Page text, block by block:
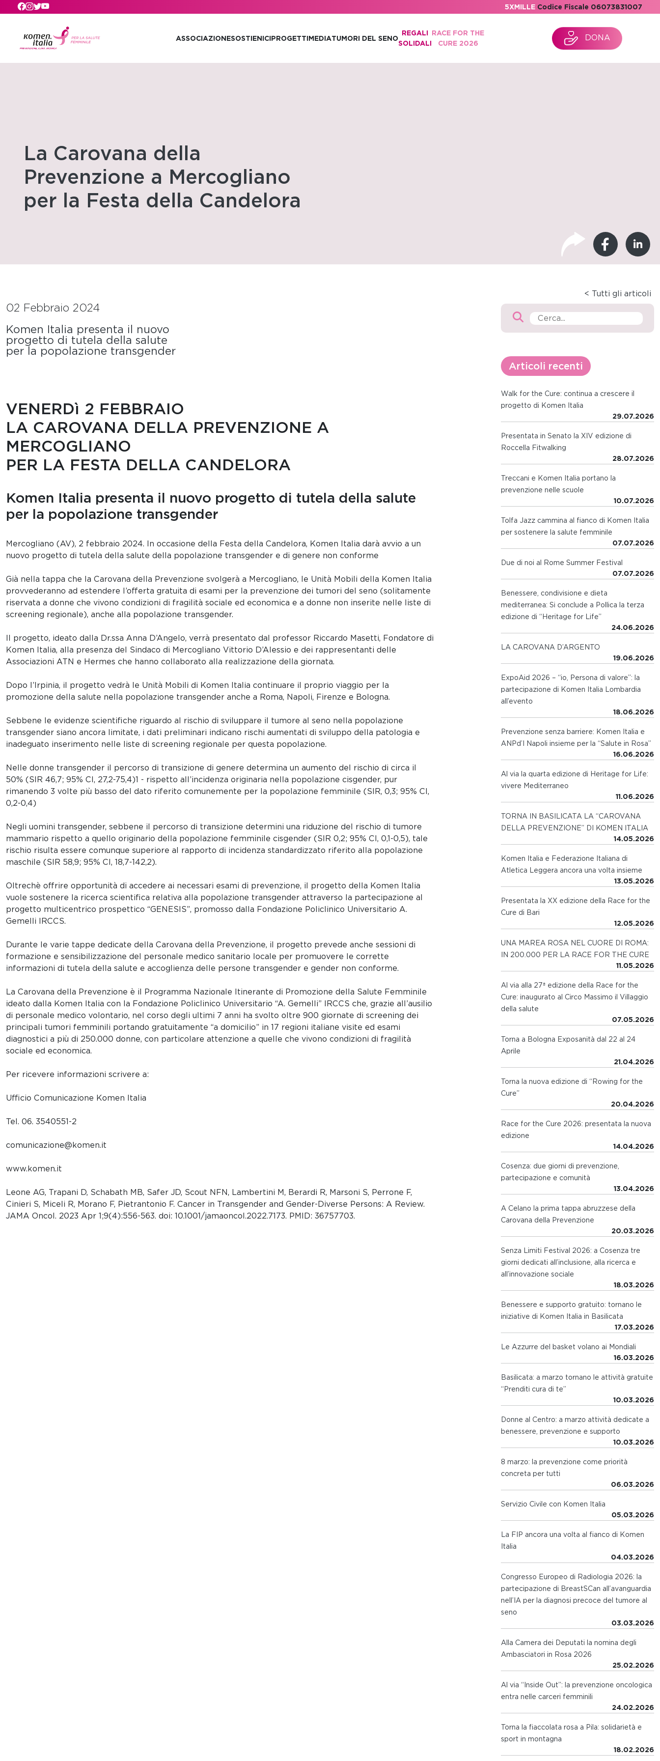
Skip to main content 5XMILLE Codice Fiscale 06073831007
ASSOCIAZIONESOSTIENICIPROGETTIMEDIATUMORI DEL SENO
REGALI
SOLIDALI
RACE FOR THE
CURE 2026
DONA
La Carovana della
Prevenzione a Mercogliano
per la Festa della Candelora
02 Febbraio 2024
Komen Italia presenta il nuovo
progetto di tutela della salute
per la popolazione transgender
VENERDì 2 FEBBRAIO
LA CAROVANA DELLA PREVENZIONE A
MERCOGLIANO
PER LA FESTA DELLA CANDELORA
Komen Italia presenta il nuovo progetto di tutela della salute
per la popolazione transgender
Mercogliano (AV), 2 febbraio 2024. In occasione della Festa della Candelora, Komen Italia darà avvio a un
nuovo progetto di tutela della salute della popolazione transgender e di genere non conforme
Già nella tappa che la Carovana della Prevenzione svolgerà a Mercogliano, le Unità Mobili della Komen Italia
provvederanno ad estendere l’offerta gratuita di esami per la prevenzione dei tumori del seno (solitamente
riservata a donne che vivono condizioni di fragilità sociale ed economica e a donne non inserite nelle liste di
screening regionale), anche alla popolazione transgender.
Il progetto, ideato dalla Dr.ssa Anna D’Angelo, verrà presentato dal professor Riccardo Masetti, Fondatore di
Komen Italia, alla presenza del Sindaco di Mercogliano Vittorio D’Alessio e dei rappresentanti delle
Associazioni ATN e Hermes che hanno collaborato alla realizzazione della giornata.
Dopo l’Irpinia, il progetto vedrà le Unità Mobili di Komen Italia continuare il proprio viaggio per la
promozione della salute nella popolazione transgender anche a Roma, Napoli, Firenze e Bologna.
Sebbene le evidenze scientifiche riguardo al rischio di sviluppare il tumore al seno nella popolazione
transgender siano ancora limitate, i dati preliminari indicano rischi aumentati di sviluppo della patologia e
inadeguato inserimento nelle liste di screening regionale per questa popolazione.
Nelle donne transgender il percorso di transizione di genere determina un aumento del rischio di circa il
50% (SIR 46,7; 95% CI, 27,2-75,4)1 - rispetto all’incidenza originaria nella popolazione cisgender, pur
rimanendo 3 volte più basso del dato riferito comunemente per la popolazione femminile (SIR, 0,3; 95% CI,
0,2-0,4)
Negli uomini transgender, sebbene il percorso di transizione determini una riduzione del rischio di tumore
mammario rispetto a quello originario della popolazione femminile cisgender (SIR 0,2; 95% CI, 0,1-0,5), tale
rischio risulta essere comunque superiore al rapporto di incidenza standardizzato riferito alla popolazione
maschile (SIR 58,9; 95% CI, 18,7-142,2).
Oltrechè offrire opportunità di accedere ai necessari esami di prevenzione, il progetto della Komen Italia
vuole sostenere la ricerca scientifica relativa alla popolazione transgender attraverso la partecipazione al
progetto multicentrico prospettico “GENESIS”, promosso dalla Fondazione Policlinico Universitario A.
Gemelli IRCCS.
Durante le varie tappe dedicate della Carovana della Prevenzione, il progetto prevede anche sessioni di
formazione e sensibilizzazione del personale medico sanitario locale per promuovere le corrette
informazioni di tutela della salute e accoglienza delle persone transgender e gender non conforme.
La Carovana della Prevenzione è il Programma Nazionale Itinerante di Promozione della Salute Femminile
ideato dalla Komen Italia con la Fondazione Policlinico Universitario “A. Gemelli” IRCCS che, grazie all’ausilio
di personale medico volontario, nel corso degli ultimi 7 anni ha svolto oltre 900 giornate di screening dei
principali tumori femminili portando gratuitamente “a domicilio” in 17 regioni italiane visite ed esami
diagnostici a più di 250.000 donne, con particolare attenzione a quelle che vivono condizioni di fragilità
sociale ed economica.
Per ricevere informazioni scrivere a:
Ufficio Comunicazione Komen Italia
Tel. 06. 3540551-2
comunicazione@komen.it
www.komen.it
Leone AG, Trapani D, Schabath MB, Safer JD, Scout NFN, Lambertini M, Berardi R, Marsoni S, Perrone F,
Cinieri S, Miceli R, Morano F, Pietrantonio F. Cancer in Transgender and Gender-Diverse Persons: A Review.
JAMA Oncol. 2023 Apr 1;9(4):556-563. doi: 10.1001/jamaoncol.2022.7173. PMID: 36757703.
< Tutti gli articoli
Articoli recenti
Walk for the Cure: continua a crescere il
progetto di Komen Italia
29.07.2026
Presentata in Senato la XIV edizione di
Roccella Fitwalking
28.07.2026
Treccani e Komen Italia portano la
prevenzione nelle scuole
10.07.2026
Tolfa Jazz cammina al fianco di Komen Italia
per sostenere la salute femminile
07.07.2026
Due di noi al Rome Summer Festival
07.07.2026
Benessere, condivisione e dieta
mediterranea: Si conclude a Pollica la terza
edizione di “Heritage for Life”
24.06.2026
LA CAROVANA D’ARGENTO
19.06.2026
ExpoAid 2026 – “io, Persona di valore”: la
partecipazione di Komen Italia Lombardia
all’evento
18.06.2026
Prevenzione senza barriere: Komen Italia e
ANPd’I Napoli insieme per la “Salute in Rosa”
16.06.2026
Al via la quarta edizione di Heritage for Life:
vivere Mediterraneo
11.06.2026
TORNA IN BASILICATA LA “CAROVANA
DELLA PREVENZIONE” DI KOMEN ITALIA
14.05.2026
Komen Italia e Federazione Italiana di
Atletica Leggera ancora una volta insieme
13.05.2026
Presentata la XX edizione della Race for the
Cure di Bari
12.05.2026
UNA MAREA ROSA NEL CUORE DI ROMA:
IN 200.000 PER LA RACE FOR THE CURE
11.05.2026
Al via alla 27ª edizione della Race for the
Cure: inaugurato al Circo Massimo il Villaggio
della salute
07.05.2026
Torna a Bologna Exposanità dal 22 al 24
Aprile
21.04.2026
Torna la nuova edizione di “Rowing for the
Cure”
20.04.2026
Race for the Cure 2026: presentata la nuova
edizione
14.04.2026
Cosenza: due giorni di prevenzione,
partecipazione e comunità
13.04.2026
A Celano la prima tappa abruzzese della
Carovana della Prevenzione
20.03.2026
Senza Limiti Festival 2026: a Cosenza tre
giorni dedicati all’inclusione, alla ricerca e
all’innovazione sociale
18.03.2026
Benessere e supporto gratuito: tornano le
iniziative di Komen Italia in Basilicata
17.03.2026
Le Azzurre del basket volano ai Mondiali
16.03.2026
Basilicata: a marzo tornano le attività gratuite
“Prenditi cura di te”
10.03.2026
Donne al Centro: a marzo attività dedicate a
benessere, prevenzione e supporto
10.03.2026
8 marzo: la prevenzione come priorità
concreta per tutti
06.03.2026
Servizio Civile con Komen Italia
05.03.2026
La FIP ancora una volta al fianco di Komen
Italia
04.03.2026
Congresso Europeo di Radiologia 2026: la
partecipazione di BreastSCan all’avanguardia
nell’IA per la diagnosi precoce del tumore al
seno
03.03.2026
Alla Camera dei Deputati la nomina degli
Ambasciatori in Rosa 2026
25.02.2026
Al via “Inside Out”: la prevenzione oncologica
entra nelle carceri femminili
24.02.2026
Torna la fiaccolata rosa a Pila: solidarietà e
sport in montagna
18.02.2026